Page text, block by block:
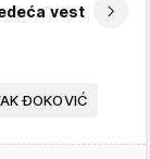
vest
ĐOKOVIĆ